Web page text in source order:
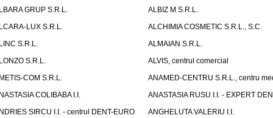
GRUP S.R.L.
ALBIZ M S.R.L.
LUX S.R.L.
ALCHIMIA COSMETIC S.R.L., S.C.
S.R.L.
ALMAIAN S.R.L.
S.R.L.
ALVIS, centrul comercial
COM S.R.L.
ANAMED-CENTRU S.R.L., centru
COLIBABA I.I.
ANASTASIA RUSU I.I. - EXPERT
SIRCU I.I. - centrul DENT-EURO
ANGHELUTA VALERIU I.I.